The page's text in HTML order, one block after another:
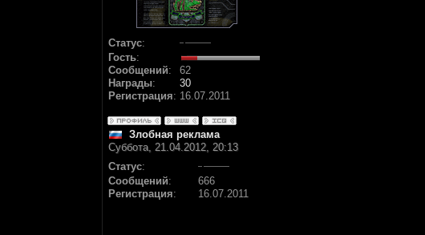
Статус:
Гость:
Сообщений:
62
Награды:
30
Регистрация: 16.07.2011
Злобная реклама
Суббота, 21.04.2012, 20:13
Статус:
Сообщений:
666
Регистрация: 16.07.2011